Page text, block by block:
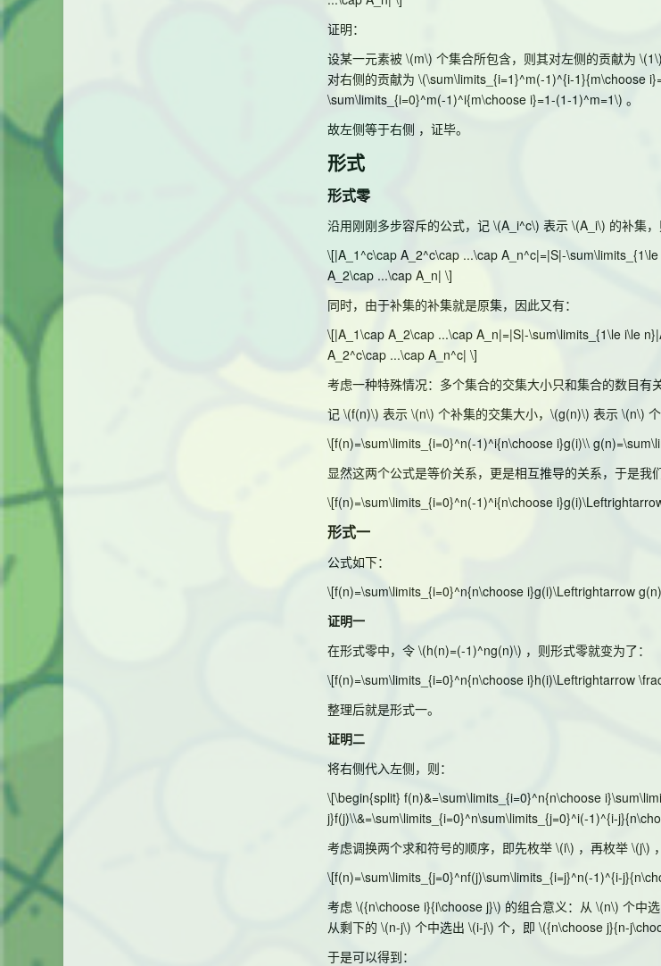
证明：
设某一元素被 \(m\) 个集合所包含，则其对左侧的贡献为 \(1\)
对右侧的贡献为 \(\sum\limits_{i=1}^m(-1)^{i-1}{m\choose
\sum\limits_{i=0}^m(-1)^i{m\choose i}=1-(1-1)^m=1\) 。
故左侧等于右侧 ，证毕。
形式
形式零
沿用刚刚多步容斥的公式，记 \(A_i^c\) 表示 \(A_i\) 的补集
\[|A_1^c\cap A_2^c\cap ...\cap A_n^c|=|S|-
A_2\cap ...\cap A_n| \]
同时，由于补集的补集就是原集，因此又有：
\[|A_1\cap A_2\cap ...\cap A_n|=|S|-\sum\limits_{1\le i\le
A_2^c\cap ...\cap A_n^c| \]
考虑一种特殊情况：多个集合的交集大小只和集合的数目有关
记 \(f(n)\) 表示 \(n\) 个补集的交集大小， \(g(n)\) 表示 \(n\)
\[f(n)=\sum\limits_{i=0}^n(-1)^i{n\choose i}g(i)\\
显然这两个公式是等价关系，更是相互推导的关系，于是我
\[f(n)=\sum\limits_{i=0}^n(-1)^i{n\choose
形式一
公式如下：
\[f(n)=\sum\limits_{i=0}^n{n\choose i}g(i)\Leftrightarrow
证明一
在形式零中，令 \(h(n)=(-1)^ng(n)\) ，则形式零就变为了：
\[f(n)=\sum\limits_{i=0}^n{n\choose i}h(i)\Leftrightarrow
整理后就是形式一。
证明二
将右侧代入左侧，则：
\[\begin{split} f(n)&=\sum\limits_{i=0}^n{n\choose
j}f(j)\\&=\sum\limits_{i=0}^n\sum\limits_{j=0}^i(-1)^{i-
考虑调换两个求和符号的顺序，即先枚举 \(i\) ，再枚举 \(j\)
\[f(n)=\sum\limits_{j=0}^nf(j)\sum\limits_{i=j}^n(-1)^{i-
考虑 \({n\choose i}{i\choose j}\) 的组合意义：从 \(n\) 个中选
从剩下的 \(n-j\) 个中选出 \(i-j\) 个，即 \({n\choose j}{n-
于是可以得到：